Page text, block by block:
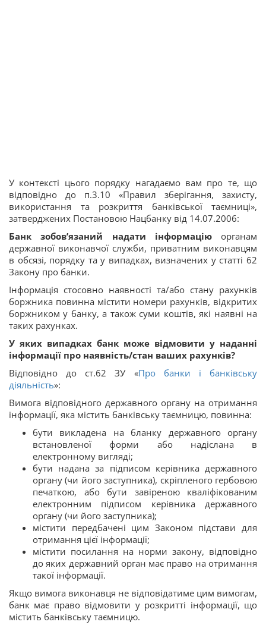
У контексті цього порядку нагадаємо вам про те, що
відповідно до п.3.10 «Правил зберігання, захисту,
використання та розкриття банківської таємниці»,
затверджених Постановою Нацбанку від 14.07.2006:
Банк зобов’язаний надати інформацію органам
державної виконавчої служби, приватним виконавцям
в обсязі, порядку та у випадках, визначених у статті 62
Закону про банки.
Інформація стосовно наявності та/або стану рахунків
боржника повинна містити номери рахунків, відкритих
боржником у банку, а також суми коштів, які наявні на
таких рахунках.
У яких випадках банк може відмовити у наданні
інформації про наявність/стан ваших рахунків?
Відповідно до ст.62 ЗУ «Про банки і банківську
діяльність»:
Вимога відповідного державного органу на отримання
інформації, яка містить банківську таємницю, повинна:
бути викладена на бланку державного органу
встановленої форми або надіслана в
електронному вигляді;
бути надана за підписом керівника державного
органу (чи його заступника), скріпленого гербовою
печаткою, або бути завіреною кваліфікованим
електронним підписом керівника державного
органу (чи його заступника);
містити передбачені цим Законом підстави для
отримання цієї інформації;
містити посилання на норми закону, відповідно
до яких державний орган має право на отримання
такої інформації.
Якщо вимога виконавця не відповідатиме цим вимогам,
банк має право відмовити у розкритті інформації, що
містить банківську таємницю.